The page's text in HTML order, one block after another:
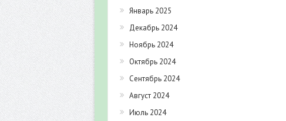
Январь 2025
Декабрь 2024
Ноябрь 2024
Октябрь 2024
Сентябрь 2024
Август 2024
Июль 2024